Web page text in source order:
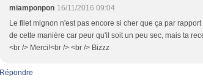
miamponpon 16/11/2016 09:04
Le filet mignon n'est pas encore si cher que ça par
de cette manière car peur qu'il soit un peu sec, mais ta
<br /> Merci!<br /> <br /> Bizzz
Répondre